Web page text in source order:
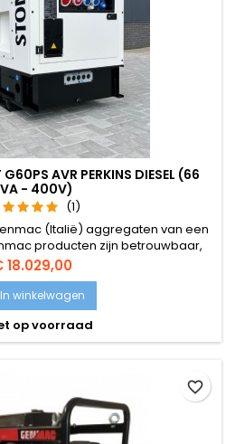
AVR PERKINS DIESEL (66
- 400V)
(1)
(Italië) aggregaten van een
producten zijn betrouwbaar,
Ook het Design is zeer
heeft Genmac zich onderscheiden
producten, knowhow, aangepaste
18.029,00
In winkelwagen
op voorraad
favorite_border